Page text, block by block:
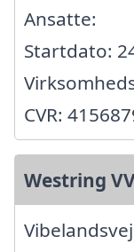
Ansatte:
Startdato:
CVR:
Westring